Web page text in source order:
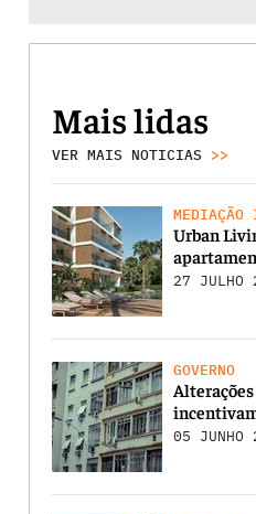
Mais lidas
VER MAIS NOTICIAS >>
Urban
27 JULHO
GOVERNO
05 JUNHO